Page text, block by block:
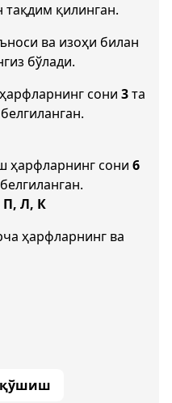
қилинган.
ва изоҳи билан
бўлади.
сони 3та
ҳарфларнинг сони 6
П, Л, К
ҳарфларнинг ва
қўшиш